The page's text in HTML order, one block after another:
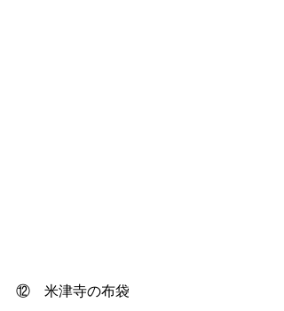
⑫　米津寺の布袋